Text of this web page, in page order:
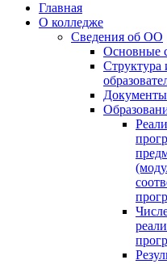
Главная
О колледже
Сведения об ОО
Основные
Структура
Документы